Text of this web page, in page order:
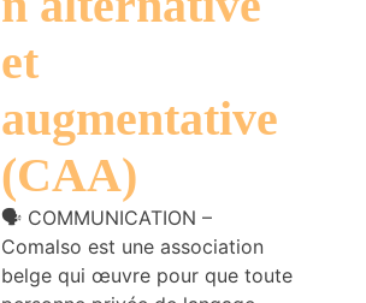
et
augmentative
(CAA)
🗣️ COMMUNICATION –
Comalso est une association
belge qui œuvre pour que toute